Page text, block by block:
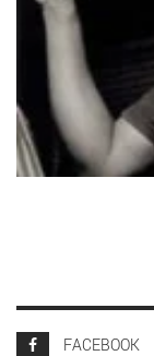
FACEBOOK